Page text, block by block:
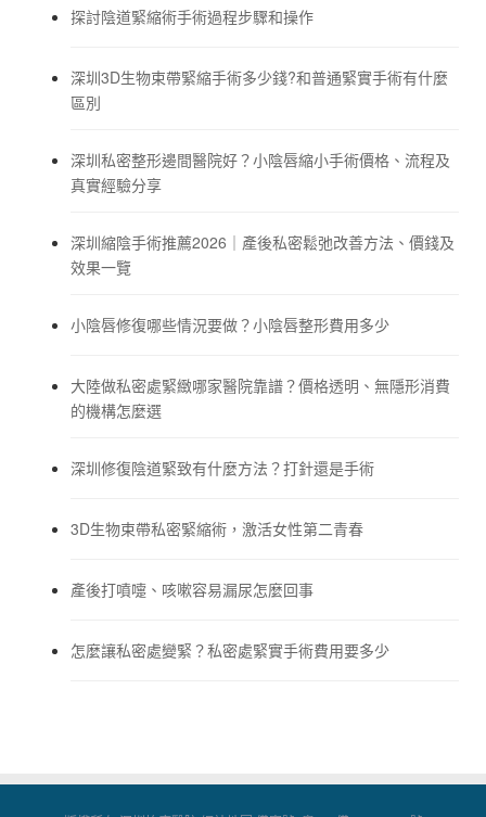
探討陰道緊縮術手術過程步驟和操作
深圳3D生物束帶緊縮手術多少錢?和普通緊實手術有什麼
區別
深圳私密整形邊間醫院好？小陰唇縮小手術價格、流程及
真實經驗分享
深圳縮陰手術推薦2026｜產後私密鬆弛改善方法、價錢及
效果一覽
小陰唇修復哪些情況要做？小陰唇整形費用多少
大陸做私密處緊緻哪家醫院靠譜？價格透明、無隱形消費
的機構怎麼選
深圳修復陰道緊致有什麼方法？打針還是手術
3D生物束帶私密緊縮術，激活女性第二青春
產後打噴嚏、咳嗽容易漏尿怎麼回事
怎麼讓私密處變緊？私密處緊實手術費用要多少